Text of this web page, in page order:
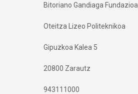
Bitoriano Gandiaga Fundazioa
Oteitza Lizeo Politeknikoa
Gipuzkoa Kalea 5
20800 Zarautz
943111000